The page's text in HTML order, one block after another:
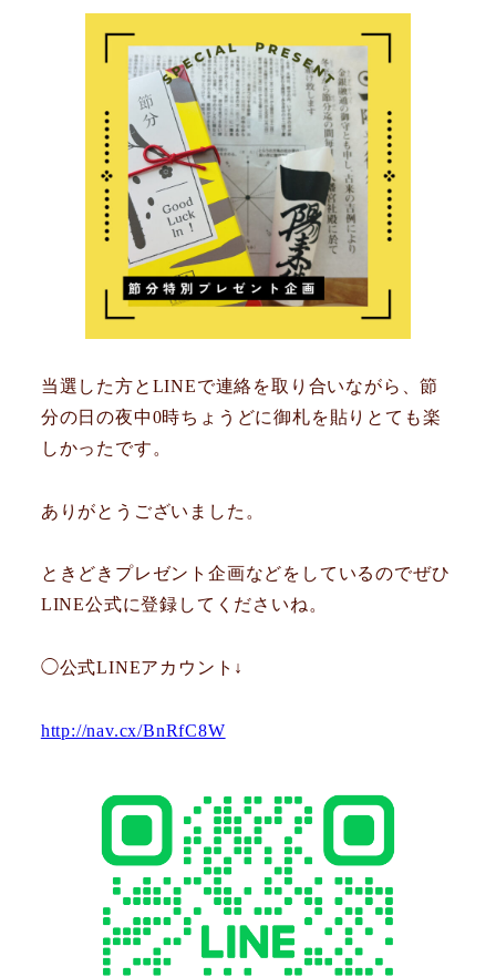
当選した方とLINEで連絡を取り合いながら、節
分の日の夜中0時ちょうどに御札を貼りとても楽
しかったです。
ありがとうございました。
ときどきプレゼント企画などをしているのでぜひ
LINE公式に登録してくださいね。
◯公式LINEアカウント↓
http://nav.cx/BnRfC8W